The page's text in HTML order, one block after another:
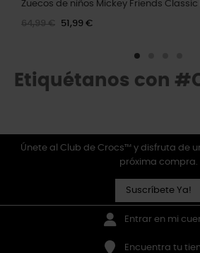
Zuecos de niños Mickey Friends Classic
64,99 € 51,99 €
Etiquétanos con
Únete al Club de Crocs™ y disfruta de
próxima compra.
Suscríbete Ya!
Entrar en mi
Encuentra tu